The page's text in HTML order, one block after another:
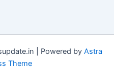
| Powered by Astra
Theme